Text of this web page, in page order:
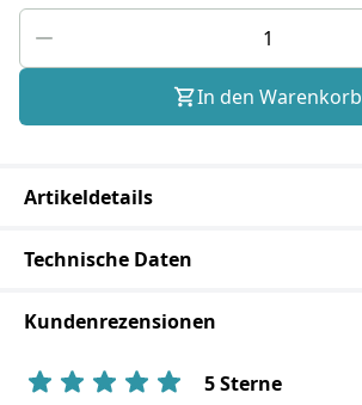
In den Warenkorb
Artikeldetails
Technische Daten
Kundenrezensionen
5 Sterne